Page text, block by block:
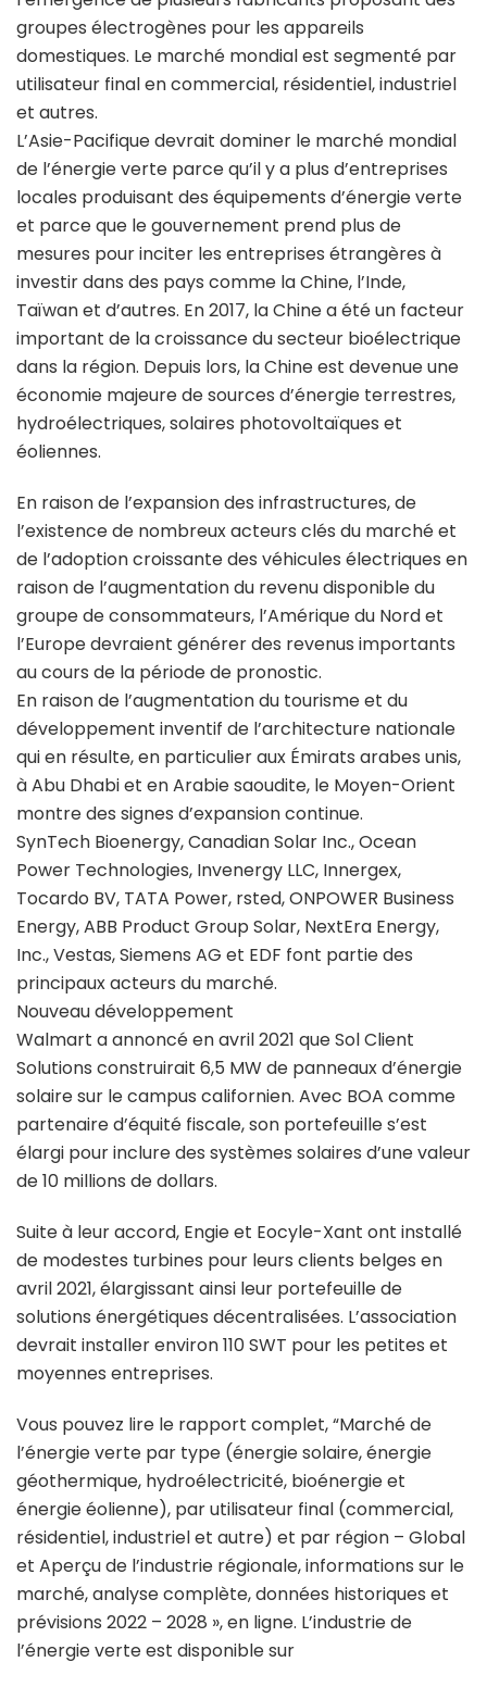
groupes électrogènes pour les appareils
domestiques. Le marché mondial est segmenté par
utilisateur final en commercial, résidentiel, industriel
et autres.
L’Asie-Pacifique devrait dominer le marché mondial
de l’énergie verte parce qu’il y a plus d’entreprises
locales produisant des équipements d’énergie verte
et parce que le gouvernement prend plus de
mesures pour inciter les entreprises étrangères à
investir dans des pays comme la Chine, l’Inde,
Taïwan et d’autres. En 2017, la Chine a été un facteur
important de la croissance du secteur bioélectrique
dans la région. Depuis lors, la Chine est devenue une
économie majeure de sources d’énergie terrestres,
hydroélectriques, solaires photovoltaïques et
éoliennes.
En raison de l’expansion des infrastructures, de
l’existence de nombreux acteurs clés du marché et
de l’adoption croissante des véhicules électriques en
raison de l’augmentation du revenu disponible du
groupe de consommateurs, l’Amérique du Nord et
l’Europe devraient générer des revenus importants
au cours de la période de pronostic.
En raison de l’augmentation du tourisme et du
développement inventif de l’architecture nationale
qui en résulte, en particulier aux Émirats arabes unis,
à Abu Dhabi et en Arabie saoudite, le Moyen-Orient
montre des signes d’expansion continue.
SynTech Bioenergy, Canadian Solar Inc., Ocean
Power Technologies, Invenergy LLC, Innergex,
Tocardo BV, TATA Power, rsted, ONPOWER Business
Energy, ABB Product Group Solar, NextEra Energy,
Inc., Vestas, Siemens AG et EDF font partie des
principaux acteurs du marché.
Nouveau développement
Walmart a annoncé en avril 2021 que Sol Client
Solutions construirait 6,5 MW de panneaux d’énergie
solaire sur le campus californien. Avec BOA comme
partenaire d’équité fiscale, son portefeuille s’est
élargi pour inclure des systèmes solaires d’une valeur
de 10 millions de dollars.
Suite à leur accord, Engie et Eocyle-Xant ont installé
de modestes turbines pour leurs clients belges en
avril 2021, élargissant ainsi leur portefeuille de
solutions énergétiques décentralisées. L’association
devrait installer environ 110 SWT pour les petites et
moyennes entreprises.
Vous pouvez lire le rapport complet, “Marché de
l’énergie verte par type (énergie solaire, énergie
géothermique, hydroélectricité, bioénergie et
énergie éolienne), par utilisateur final (commercial,
résidentiel, industriel et autre) et par région – Global
et Aperçu de l’industrie régionale, informations sur le
marché, analyse complète, données historiques et
prévisions 2022 – 2028 », en ligne. L’industrie de
l’énergie verte est disponible sur